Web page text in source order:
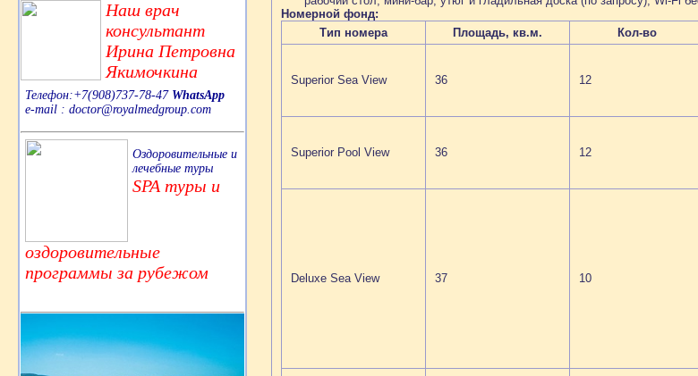
Наш врач
консультант
Ирина Петровна
Якимочкина
Телефон:+7(908)737-78-47 WhatsApp
e-mail : doctor@royalmedgroup.com
Оздоровительные и
лечебные туры
SPA туры и
оздоровительные
программы за рубежом
Номерной фонд:
Тип номера
Площадь, кв.м. Кол-во
Superior Sea View 36 12
Superior Pool View 36 12
Deluxe Sea View 37 10